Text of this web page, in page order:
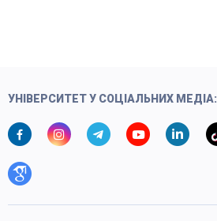
УНІВЕРСИТЕТ У СОЦІАЛЬНИХ МЕДІА: